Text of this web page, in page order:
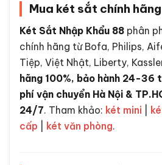
Mua két sắt chính
Két Sắt Nhập Khẩu 88 phân
chính hãng từ Bofa, Philips,
Tiệp, Việt Nhật, Liberty,
hãng 100%, bảo hành 24-36
phí vận chuyển Hà Nội &
24/7. Tham khảo: két mini
cấp
két văn phòng.